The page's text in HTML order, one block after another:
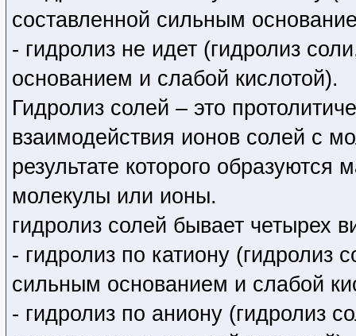
составленной сильным
- гидролиз не идет (гидролиз
основанием и слабой кислотой).
Гидролиз солей – это
взаимодействия ионов солей с
результате которого
молекулы или ионы.
гидролиз солей бывает четырех
- гидролиз по катиону (гидролиз
сильным основанием и слабой
- гидролиз по аниону (гидролиз